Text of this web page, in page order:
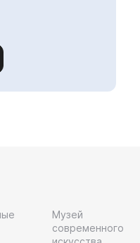
Музей
современного